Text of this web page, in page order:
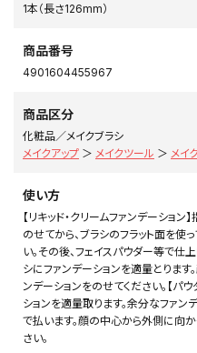
1本（長さ126mm）
商品番号
4901604455967
商品区分
化粧品／メイクブラシ
メイクアップ ＞ メイクツール ＞ メイ
使い方
【リキッド・クリームファンデーション
のせてから、ブラシのフラット面を使
い。その後、フェイスパウダー等で仕上
シにファンデーションを適量とります
ンデーションをのせてください。【パ
ションを適量取ります。余分なファン
で払います。顔の中心から外側に向か
さい。